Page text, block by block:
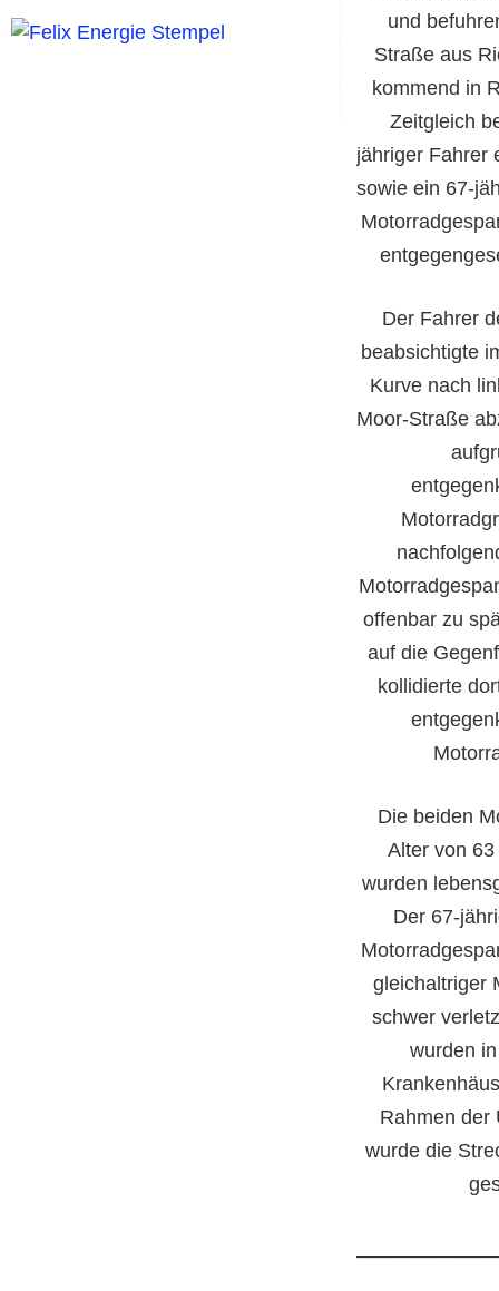
und
Straße aus
kommend in
Zeitgleich
jähriger Fahrer
sowie ein 67-
Der Fahrer
beabsichtigte
Kurve nach
Moor-Straße
offenbar zu
auf die
kollidierte
Die beiden
Alter von
wurden
Der 67-
gleichaltriger
schwer
wurden
Rahmen der
wurde die